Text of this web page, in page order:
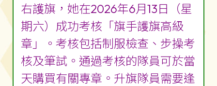
右護旗，她在2026年6月13日（星
期六）成功考核「旗手護旗高級
章」。考核包括制服檢查、步操考
核及筆試。通過考核的隊員可於當
天購買有關專章。升旗隊員需要逢